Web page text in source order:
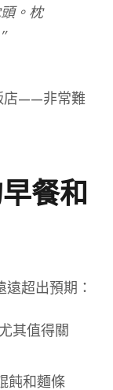
。枕
店——非常難
餐和
超出預期：
其值得關
飩和麵條